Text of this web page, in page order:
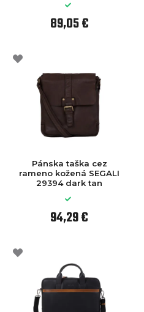
89,05 €
Pánska taška cez
rameno kožená SEGALI
29394 dark tan
94,29 €